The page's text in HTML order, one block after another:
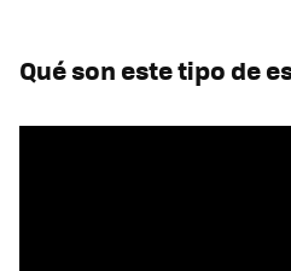
Qué son este tipo de